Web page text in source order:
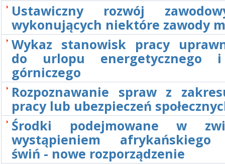
Ustawiczny rozwój
wykonujących niektóre zawody
Wykaz stanowisk pracy
do urlopu energetycznego
górniczego
Rozpoznawanie spraw z
pracy lub ubezpieczeń
Środki podejmowane w
wystąpieniem afrykańskiego
świń - nowe rozporządzenie